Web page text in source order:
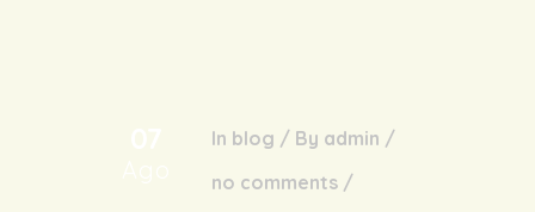
In blog / By admin /
no comments /